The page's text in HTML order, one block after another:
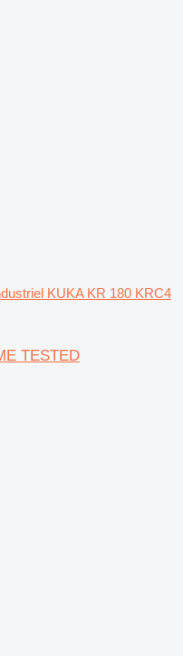
KUKA KR 180 KRC4
TESTED